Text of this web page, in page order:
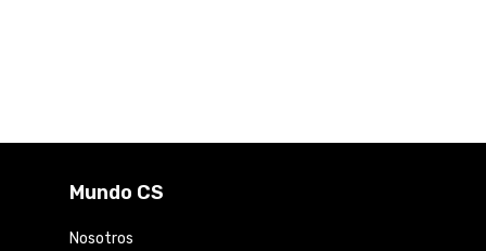
Mundo CS
Nosotros